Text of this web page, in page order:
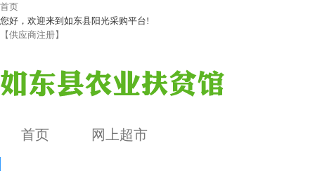
首页
您好，欢迎来到如东县阳光采购平台!
【供应商注册】
首页 网上超市